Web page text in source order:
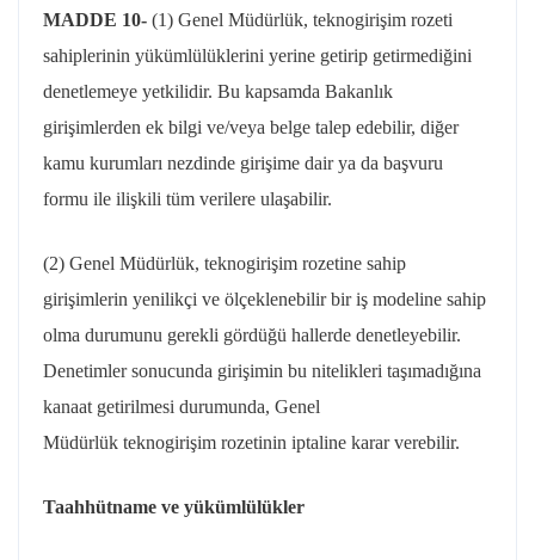
MADDE 10- (1) Genel Müdürlük, teknogirişim rozeti
sahiplerinin yükümlülüklerini yerine getirip getirmediğini
denetlemeye yetkilidir. Bu kapsamda Bakanlık
girişimlerden ek bilgi ve/veya belge talep edebilir, diğer
kamu kurumları nezdinde girişime dair ya da başvuru
formu ile ilişkili tüm verilere ulaşabilir.
(2) Genel Müdürlük, teknogirişim rozetine sahip
girişimlerin yenilikçi ve ölçeklenebilir bir iş modeline sahip
olma durumunu gerekli gördüğü hallerde denetleyebilir.
Denetimler sonucunda girişimin bu nitelikleri taşımadığına
kanaat getirilmesi durumunda, Genel
Müdürlük teknogirişim rozetinin iptaline karar verebilir.
Taahhütname ve yükümlülükler